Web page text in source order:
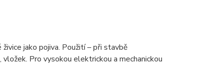
jako pojiva. Použití – při stavbě
Pro vysokou elektrickou a mechanickou